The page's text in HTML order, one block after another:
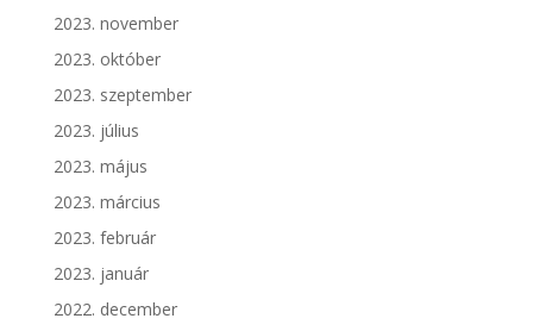
2023. november
2023. október
2023. szeptember
2023. július
2023. május
2023. március
2023. február
2023. január
2022. december